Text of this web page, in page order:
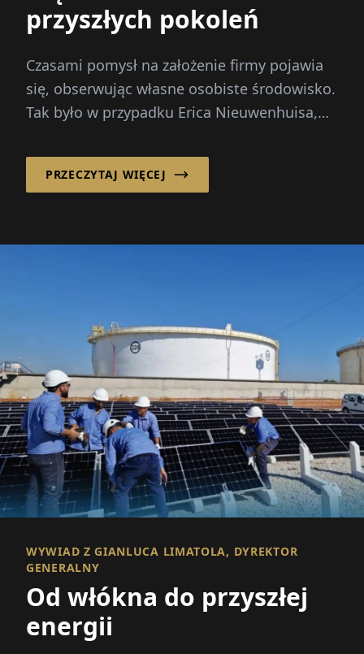
przyszłych pokoleń
Czasami pomysł na założenie firmy pojawia
się, obserwując własne osobiste środowisko.
Tak było w przypadku Erica Nieuwenhuisa,
PRZECZYTAJ WIĘCEJ
WYWIAD Z GIANLUCA LIMATOLA, DYREKTOR
GENERALNY
Od włókna do przyszłej
energii